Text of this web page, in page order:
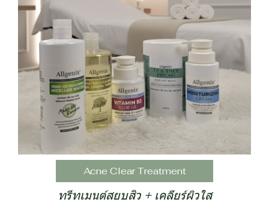
Acne Clear Treatment
ทรีทเมนต์สยบสิว + เคลียร์ผิวใส